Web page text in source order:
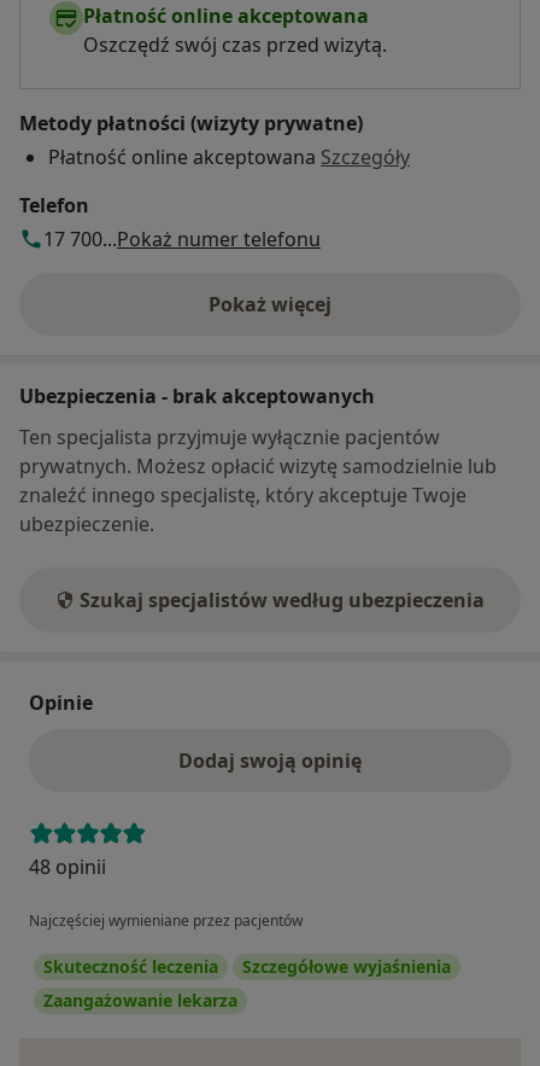
Płatność online akceptowana
Oszczędź swój czas przed wizytą.
Metody płatności (wizyty prywatne)
Płatność online akceptowana Szczegóły
Telefon
17 700...Pokaż numer telefonu
Pokaż więcej
o adresie
Ubezpieczenia - brak akceptowanych
Ten specjalista przyjmuje wyłącznie pacjentów
prywatnych. Możesz opłacić wizytę samodzielnie lub
znaleźć innego specjalistę, który akceptuje Twoje
ubezpieczenie.
Szukaj specjalistów według ubezpieczenia
Opinie
Dodaj swoją opinię
48 opinii
Najczęściej wymieniane przez pacjentów
Skuteczność leczenia
Szczegółowe wyjaśnienia
Zaangażowanie lekarza